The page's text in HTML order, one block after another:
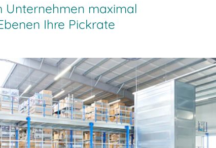
Unternehmen maximal
Ihre Pickrate